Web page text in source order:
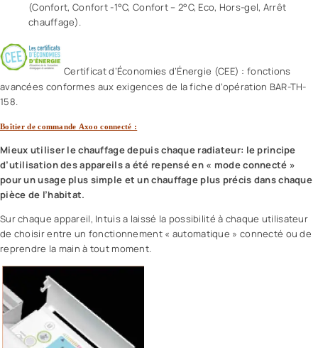
(Confort, Confort -1°C, Confort – 2°C, Eco, Hors-gel, Arrêt
chauffage).
Certificat d’Économies d’Énergie (CEE) : fonctions
avancées conformes aux exigences de la fiche d’opération BAR-TH-
158.
Boîtier de commande Axoo connecté :
Mieux utiliser le chauffage depuis chaque radiateur: le principe
d’utilisation des appareils a été repensé en « mode connecté »
pour un usage plus simple et un chauffage plus précis dans chaque
pièce de l’habitat.
Sur chaque appareil, Intuis a laissé la possibilité à chaque utilisateur
de choisir entre un fonctionnement « automatique » connecté ou de
reprendre la main à tout moment.